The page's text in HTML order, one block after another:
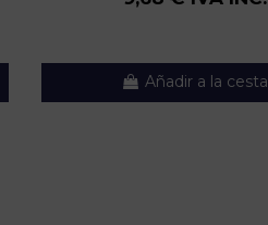
Añadir a la cesta